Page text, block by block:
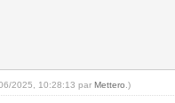
2025, 10:28:13 parMettero .)